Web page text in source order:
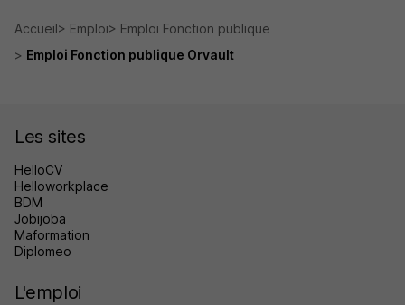
Accueil Emploi
Emploi Fonction publique
Emploi Fonction publique Orvault
Les sites
HelloCV
Helloworkplace
BDM
Jobijoba
Maformation
Diplomeo
L'emploi